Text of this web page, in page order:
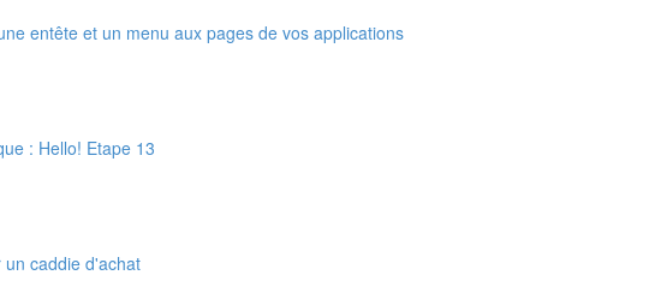
entête et un menu aux pages de vos applications
: Hello! Etape 13
caddie d'achat